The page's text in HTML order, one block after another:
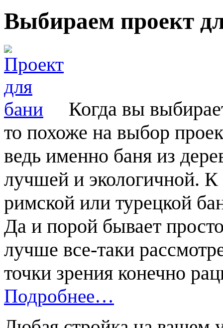
Выбираем проект
Когда вы
то похоже на выбор
ведь именно баня из
лучшей и экологичной. К
римской или турецкой
Да и порой бывает
лучше все-таки
точки зрения конечно
Подробнее…